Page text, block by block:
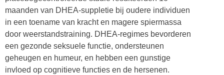
maanden van DHEA-suppletie bij oudere individuen
in een toename van kracht en magere spiermassa
door weerstandstraining. DHEA-regimes bevorderen
een gezonde seksuele functie, ondersteunen
geheugen en humeur, en hebben een gunstige
invloed op cognitieve functies en de hersenen.